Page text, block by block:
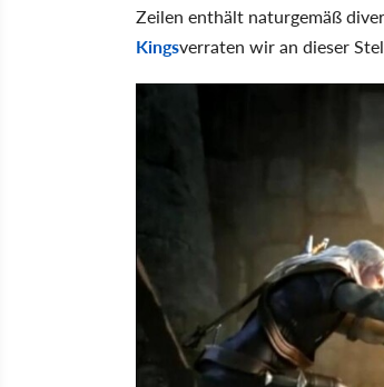
Zeilen enthält naturgemäß
Kingsverraten wir an dieser